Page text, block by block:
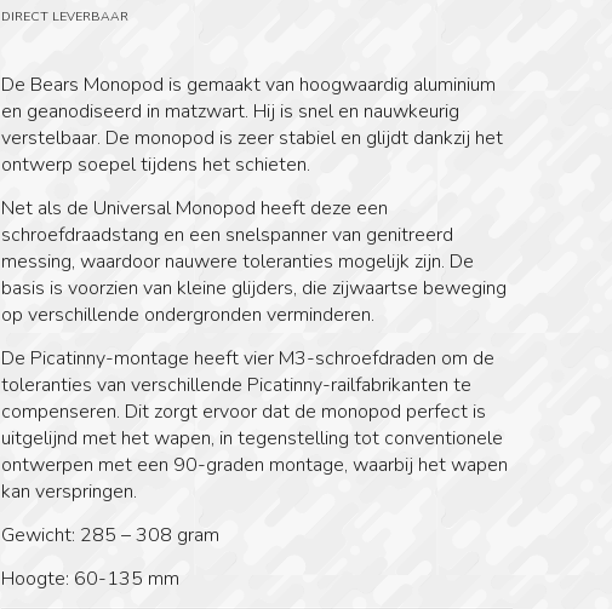
DIRECT LEVERBAAR
De Bears Monopod is gemaakt van hoogwaardig aluminium
en geanodiseerd in matzwart. Hij is snel en nauwkeurig
verstelbaar. De monopod is zeer stabiel en glijdt dankzij het
ontwerp soepel tijdens het schieten.
Net als de Universal Monopod heeft deze een
schroefdraadstang en een snelspanner van genitreerd
messing, waardoor nauwere toleranties mogelijk zijn. De
basis is voorzien van kleine glijders, die zijwaartse beweging
op verschillende ondergronden verminderen.
De Picatinny-montage heeft vier M3-schroefdraden om de
toleranties van verschillende Picatinny-railfabrikanten te
compenseren. Dit zorgt ervoor dat de monopod perfect is
uitgelijnd met het wapen, in tegenstelling tot conventionele
ontwerpen met een 90-graden montage, waarbij het wapen
kan verspringen.
Gewicht: 285 – 308 gram
Hoogte: 60-135 mm